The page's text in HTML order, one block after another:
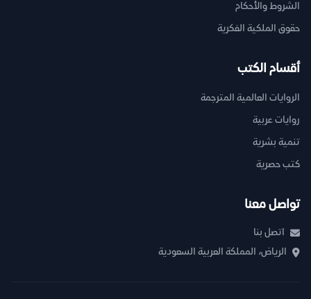
الشروط والأحكام
حقوق الملكية الفكرية
أقسام الكتب
الروايات العالمية المترجمة
روايات عربية
تنمية بشرية
كتب حصرية
تواصل معنا
اتصل بنا
الرياض، المملكة العربية السعودية